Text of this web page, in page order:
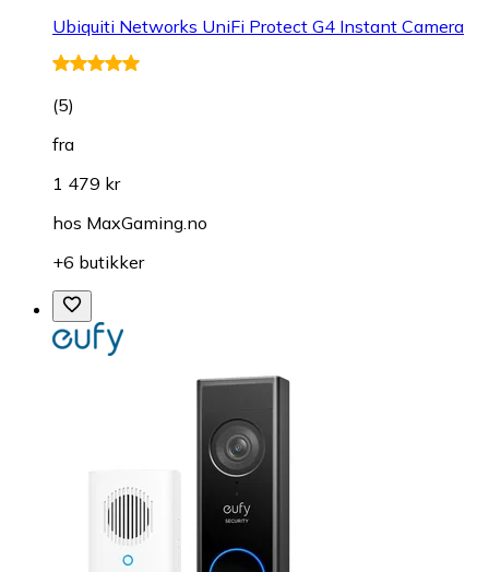
Ubiquiti Networks UniFi Protect G4 Instant Camera
(5)
fra
1 479 kr
hos MaxGaming.no
+6 butikker